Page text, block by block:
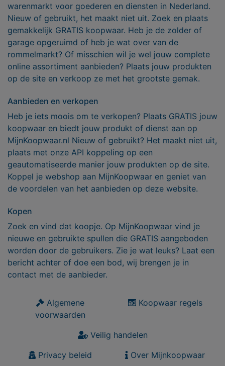
warenmarkt voor goederen en diensten in Nederland.
Nieuw of gebruikt, het maakt niet uit. Zoek en plaats
gemakkelijk GRATIS koopwaar. Heb je de zolder of
garage opgeruimd of heb je wat over van de
rommelmarkt? Of misschien wil je wel jouw complete
online assortiment aanbieden? Plaats jouw produkten
op de site en verkoop ze met het grootste gemak.
Aanbieden en verkopen
Heb je iets moois om te verkopen? Plaats GRATIS jouw
koopwaar en biedt jouw produkt of dienst aan op
MijnKoopwaar.nl Nieuw of gebruikt? Het maakt niet uit,
plaats met onze API koppeling op een
geautomatiseerde manier jouw produkten op de site.
Koppel je webshop aan MijnKoopwaar en geniet van
de voordelen van het aanbieden op deze website.
Kopen
Zoek en vind dat koopje. Op MijnKoopwaar vind je
nieuwe en gebruikte spullen die GRATIS aangeboden
worden door de gebruikers. Zie je wat leuks? Laat een
bericht achter of doe een bod, wij brengen je in
contact met de aanbieder.
Algemene
voorwaarden
Koopwaar regels
Veilig handelen
Privacy beleid
Over Mijnkoopwaar